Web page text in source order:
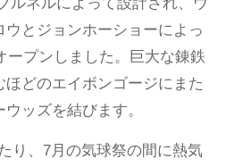
ウとジョンホーショーによっ
ープンしました。巨大な錬鉄
どのエイボンゴージにまた
ッズを結びます。
り、7月の気球祭の間に熱気